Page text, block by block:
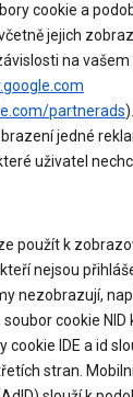
cookie a
jejich
na
partnerads
jedné
uživatel
použít k
nejsou
nezobrazují,
soubor cookie
cookie IDE a id
stran.